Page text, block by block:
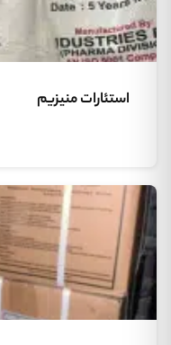
استئارات منیزیم